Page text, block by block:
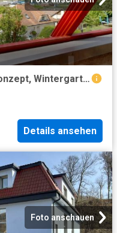
Wohnung mit offenem Raumkonzept, Wintergarten und besonderem Charakter
Details ansehen
Foto anschauen